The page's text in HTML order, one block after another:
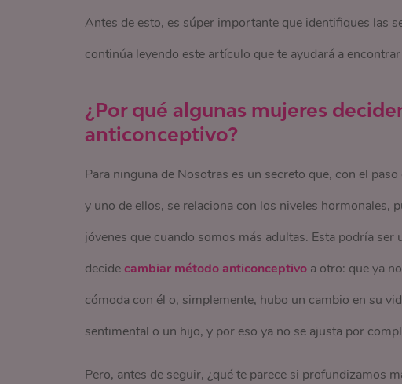
Antes de esto, es súper importante que identifiques las
continúa leyendo este artículo que te ayudará a
¿Por qué algunas mujeres
anticonceptivo?
Para ninguna de Nosotras es un secreto que, con el
y uno de ellos, se relaciona con los niveles hormonales,
jóvenes que cuando somos más adultas. Esta podría
decidecambiar método anticonceptivoa otro: que ya
cómoda con él o, simplemente, hubo un cambio en su
sentimental o un hijo, y por eso ya no se ajusta por
Pero, antes de seguir, ¿qué te parece si profundizamos